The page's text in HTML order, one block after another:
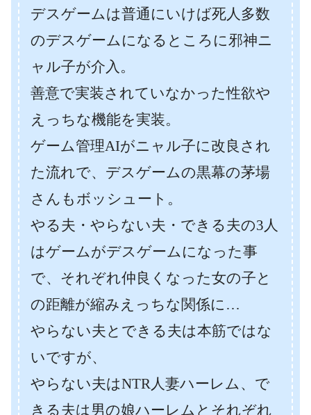
デスゲームは普通にいけば死人多数
のデスゲームになるところに邪神ニ
ャル子が介入。
善意で実装されていなかった性欲や
えっちな機能を実装。
ゲーム管理AIがニャル子に改良され
た流れで、デスゲームの黒幕の茅場
さんもボッシュート。
やる夫・やらない夫・できる夫の3人
はゲームがデスゲームになった事
で、それぞれ仲良くなった女の子と
の距離が縮みえっちな関係に…
やらない夫とできる夫は本筋ではな
いですが、
やらない夫はNTR人妻ハーレム、で
きる夫は男の娘ハーレムとそれぞれ